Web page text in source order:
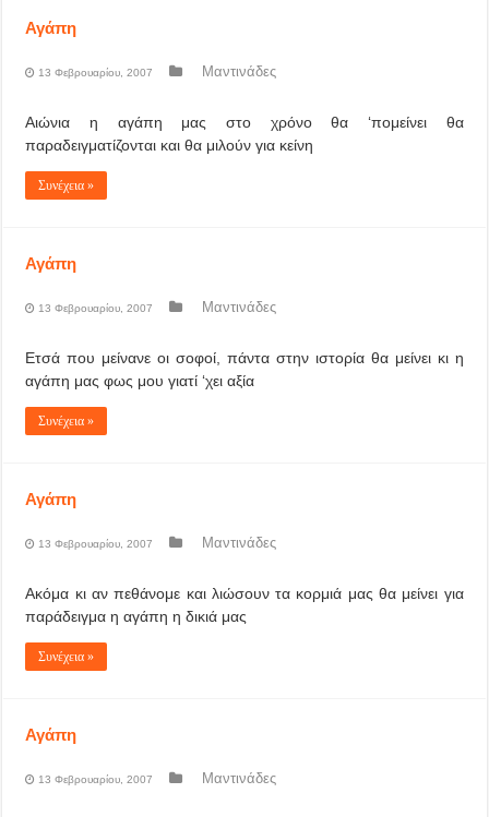
Αγάπη
13 Φεβρουαρίου, 2007 Μαντινάδες
Αιώνια η αγάπη μας στο χρόνο θα ‘πομείνει θα
παραδειγματίζονται και θα μιλούν για κείνη
Συνέχεια »
Αγάπη
13 Φεβρουαρίου, 2007 Μαντινάδες
Ετσά που μείνανε οι σοφοί, πάντα στην ιστορία θα μείνει κι η
αγάπη μας φως μου γιατί ‘χει αξία
Συνέχεια »
Αγάπη
13 Φεβρουαρίου, 2007 Μαντινάδες
Ακόμα κι αν πεθάνομε και λιώσουν τα κορμιά μας θα μείνει για
παράδειγμα η αγάπη η δικιά μας
Συνέχεια »
Αγάπη
13 Φεβρουαρίου, 2007 Μαντινάδες